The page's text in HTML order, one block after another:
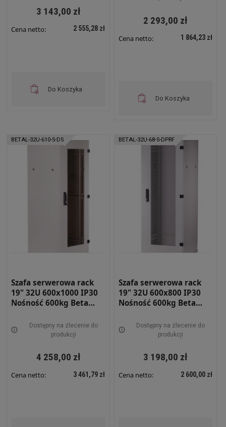
3 143,00 zł
Cena netto: 2 555,28 zł
Do Koszyka
2 293,00 zł
Cena netto: 1 864,23 zł
Do Koszyka
BETAL-32U-610-S-DS
Szafa serwerowa rack
19" 32U 600x1000 IP30
Nośność 600kg Beta
SZARA BETAL-32U-610-S-
DS
Dostępny na zlecenie do
produkcji
4 258,00 zł
Cena netto: 3 461,79 zł
BETAL-32U-68-S-DPRF
Szafa serwerowa rack
19" 32U 600x800 IP30
Nośność 600kg Beta
PERFOROWANE SZARA
BETAL-32U-68-S-DPRF
Dostępny na zlecenie do
produkcji
3 198,00 zł
Cena netto: 2 600,00 zł